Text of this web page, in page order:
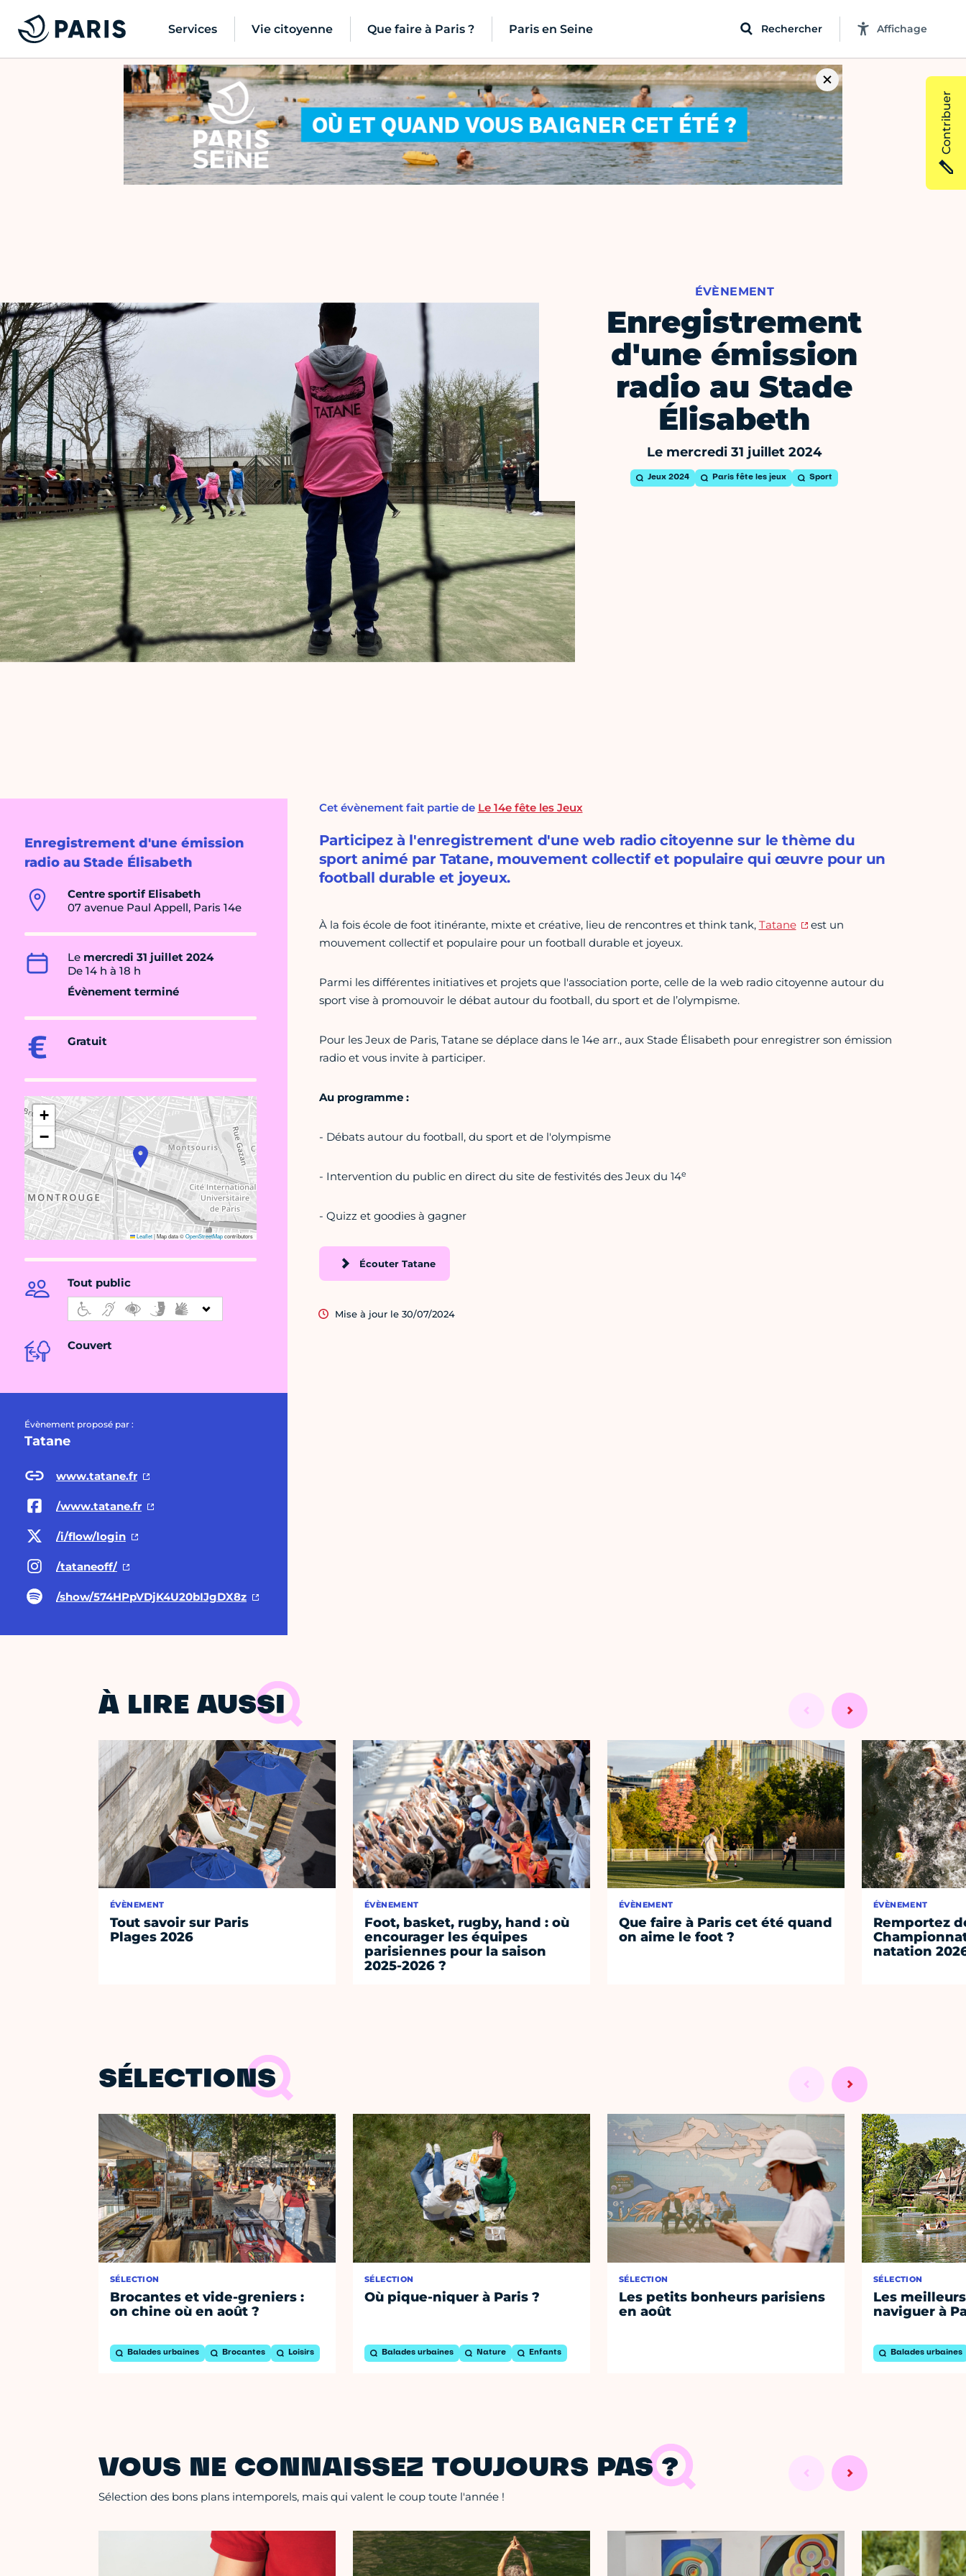
Services Vie citoyenne Que faire à Paris ? Paris en Seine Rechercher Affichage
ÉVÈNEMENT
Enregistrement
d'une émission
radio au Stade
Élisabeth
Le mercredi 31 juillet 2024
Jeux 2024 Paris fête les jeux Sport
Enregistrement d'une émission
radio au Stade Élisabeth
Centre sportif Elisabeth
07 avenue Paul Appell, Paris 14e
Le mercredi 31 juillet 2024
De 14 h à 18 h
Évènement terminé
Gratuit
+
−
Leaflet|Map data ©OpenStreetMapcontributors
Tout public
Couvert
Évènement proposé par :
Tatane
www.tatane.fr
/www.tatane.fr
/i/flow/login
/tataneoff/
/show/574HPpVDjK4U20bIJgDX8z
Cet évènement fait partie de Le 14e fête les Jeux
Participez à l'enregistrement d'une web radio citoyenne sur le thème du
sport animé par Tatane, mouvement collectif et populaire qui œuvre pour un
football durable et joyeux.
À la fois école de foot itinérante, mixte et créative, lieu de rencontres et think tank, Tatane
est un
mouvement collectif et populaire pour un football durable et joyeux.
Parmi les différentes initiatives et projets que l'association porte, celle de la web radio citoyenne autour du
sport vise à promouvoir le débat autour du football, du sport et de l’olympisme.
Pour les Jeux de Paris, Tatane se déplace dans le 14e arr., aux Stade Élisabeth pour enregistrer son émission
radio et vous invite à participer.
Au programme :
- Débats autour du football, du sport et de l'olympisme
- Intervention du public en direct du site de festivités des Jeux du 14e
- Quizz et goodies à gagner
Écouter Tatane
Mise à jour le 30/07/2024
À LIRE AUSSI
ÉVÈNEMENT
Tout savoir sur Paris
Plages 2026
ÉVÈNEMENT
Foot, basket, rugby, hand : où
encourager les équipes
parisiennes pour la saison
2025-2026 ?
ÉVÈNEMENT
Que faire à Paris cet été quand
on aime le foot ?
ÉVÈNEMENT
Remportez
natation
SÉLECTIONS
SÉLECTION
Brocantes et vide-greniers :
on chine où en août ?
Balades urbaines Brocantes Loisirs
SÉLECTION
Où pique-niquer à Paris ?
Balades urbaines Nature Enfants
SÉLECTION
Les petits bonheurs parisiens
en août
SÉLECTION
Les
naviguer à
Balades urbaines
VOUS NE CONNAISSEZ TOUJOURS PAS ?
Sélection des bons plans intemporels, mais qui valent le coup toute l'année !
Contribuer